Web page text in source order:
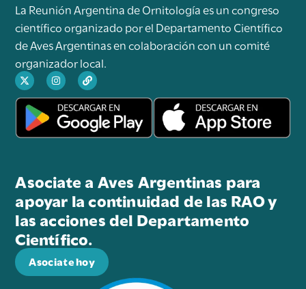
La Reunión Argentina de Ornitología es un congreso
científico organizado por el Departamento Científico
de Aves Argentinas en colaboración con un comité
organizador local.
Asociate a Aves Argentinas para
apoyar la continuidad de las RAO y
las acciones del Departamento
Científico.
Asociate hoy